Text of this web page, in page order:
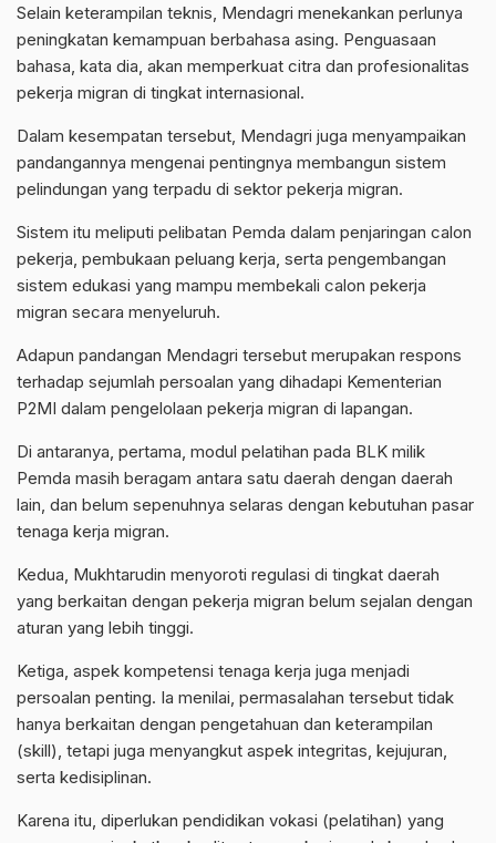
Selain keterampilan teknis, Mendagri menekankan perlunya
peningkatan kemampuan berbahasa asing. Penguasaan
bahasa, kata dia, akan memperkuat citra dan profesionalitas
pekerja migran di tingkat internasional.
Dalam kesempatan tersebut, Mendagri juga menyampaikan
pandangannya mengenai pentingnya membangun sistem
pelindungan yang terpadu di sektor pekerja migran.
Sistem itu meliputi pelibatan Pemda dalam penjaringan calon
pekerja, pembukaan peluang kerja, serta pengembangan
sistem edukasi yang mampu membekali calon pekerja
migran secara menyeluruh.
Adapun pandangan Mendagri tersebut merupakan respons
terhadap sejumlah persoalan yang dihadapi Kementerian
P2MI dalam pengelolaan pekerja migran di lapangan.
Di antaranya, pertama, modul pelatihan pada BLK milik
Pemda masih beragam antara satu daerah dengan daerah
lain, dan belum sepenuhnya selaras dengan kebutuhan pasar
tenaga kerja migran.
Kedua, Mukhtarudin menyoroti regulasi di tingkat daerah
yang berkaitan dengan pekerja migran belum sejalan dengan
aturan yang lebih tinggi.
Ketiga, aspek kompetensi tenaga kerja juga menjadi
persoalan penting. Ia menilai, permasalahan tersebut tidak
hanya berkaitan dengan pengetahuan dan keterampilan
(skill), tetapi juga menyangkut aspek integritas, kejujuran,
serta kedisiplinan.
Karena itu, diperlukan pendidikan vokasi (pelatihan) yang